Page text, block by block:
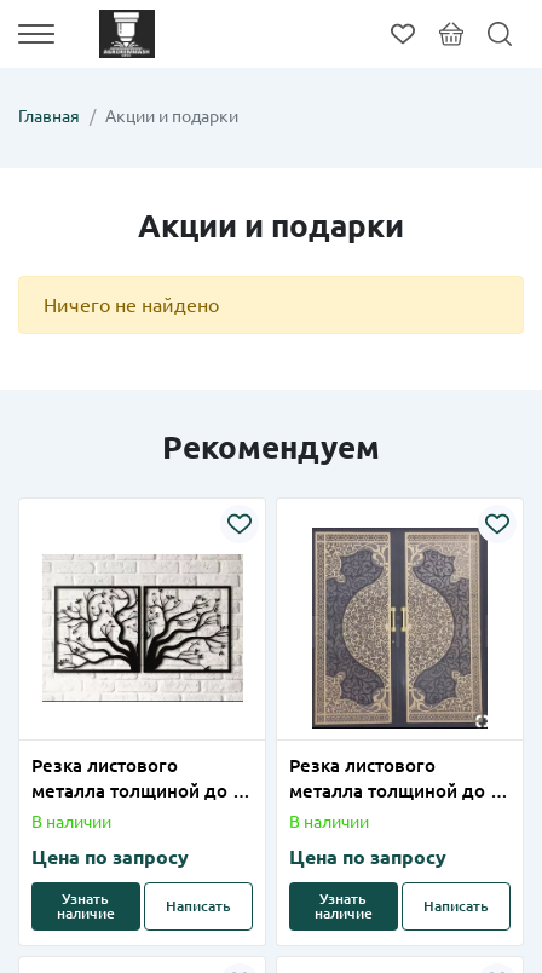
Главная Акции и подарки
Акции и подарки
Ничего не найдено
Рекомендуем
Резка листового
металла толщиной до 1-
6мм (нержавейка) на
В наличии
Цена по запросу
Узнать
наличие
Написать
Резка листового
металла толщиной до 1-
2 мм (латунь) на
В наличии
Цена по запросу
Узнать
наличие
Написать